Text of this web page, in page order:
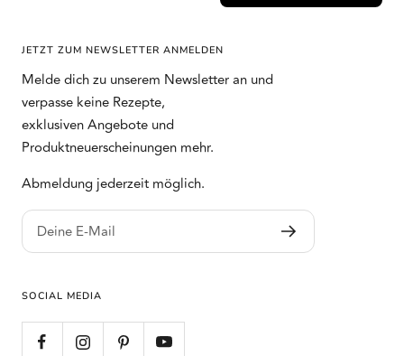
JETZT ZUM NEWSLETTER ANMELDEN
Melde dich zu unserem Newsletter an und
verpasse keine Rezepte,
exklusiven Angebote und
Produktneuerscheinungen mehr.
Abmeldung jederzeit möglich.
Deine E-Mail
SOCIAL MEDIA